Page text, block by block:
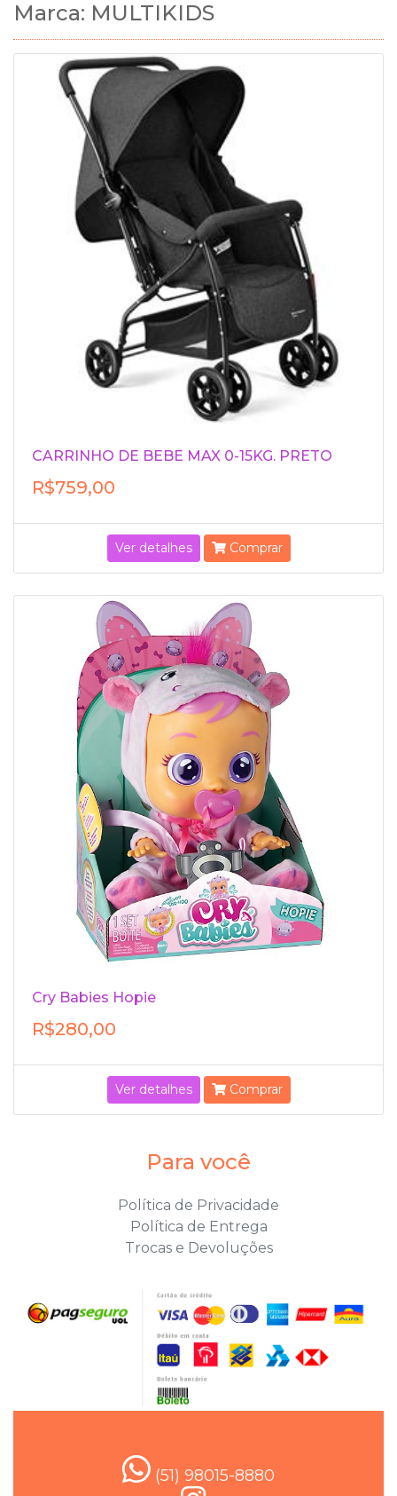
Marca: MULTIKIDS
CARRINHO DE BEBE MAX 0-15KG. PRETO
R$759,00
Ver detalhes Comprar
Cry Babies Hopie
R$280,00
Ver detalhes Comprar
Para você
Política de Privacidade
Política de Entrega
Trocas e Devoluções
(51) 98015-8880